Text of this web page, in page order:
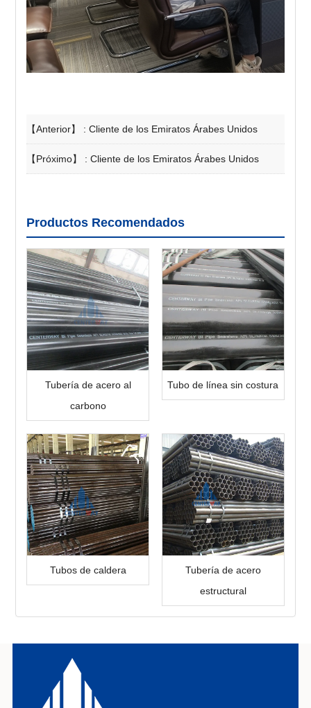
【Anterior】 :Cliente de los Emiratos Árabes Unidos
【Próximo】 :Cliente de los Emiratos Árabes Unidos
Productos Recomendados
Tubería de acero al
carbono
Tubo de línea sin costura
Tubos de caldera
Tubería de acero
estructural